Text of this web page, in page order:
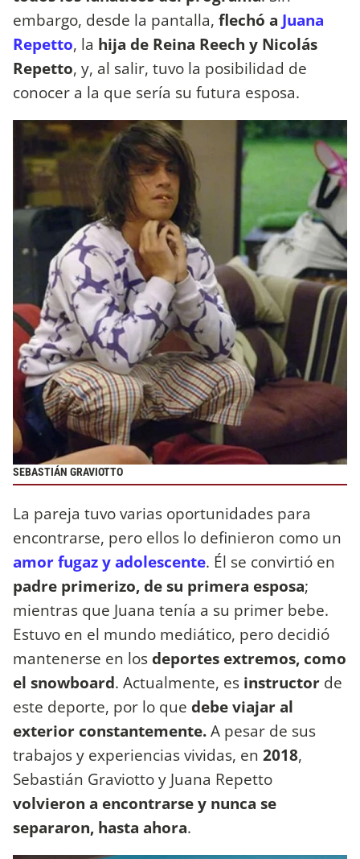
embargo, desde la pantalla, flechó a Juana
Repetto, la hija de Reina Reech y Nicolás
Repetto, y, al salir, tuvo la posibilidad de
conocer a la que sería su futura esposa.
SEBASTIÁN GRAVIOTTO
La pareja tuvo varias oportunidades para
encontrarse, pero ellos lo definieron como un
amor fugaz y adolescente. Él se convirtió en
padre primerizo, de su primera esposa;
mientras que Juana tenía a su primer bebe.
Estuvo en el mundo mediático, pero decidió
mantenerse en losdeportes extremos, como
el snowboard. Actualmente, es instructor de
este deporte, por lo que debe viajar al
exterior constantemente.A pesar de sus
trabajos y experiencias vividas, en 2018,
Sebastián Graviotto y Juana Repetto
volvieron a encontrarse y nunca se
separaron, hasta ahora.